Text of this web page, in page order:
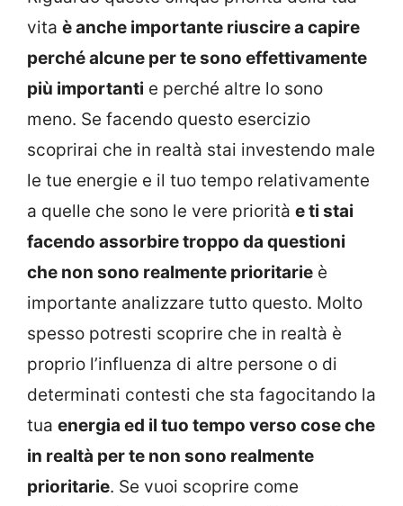
vita è anche importante riuscire a capire
perché alcune per te sono effettivamente
più importanti e perché altre lo sono
meno. Se facendo questo esercizio
scoprirai che in realtà stai investendo male
le tue energie e il tuo tempo relativamente
a quelle che sono le vere priorità e ti stai
facendo assorbire troppo da questioni
che non sono realmente prioritarie è
importante analizzare tutto questo. Molto
spesso potresti scoprire che in realtà è
proprio l’influenza di altre persone o di
determinati contesti che sta fagocitando la
tua energia ed il tuo tempo verso cose che
in realtà per te non sono realmente
prioritarie. Se vuoi scoprire come